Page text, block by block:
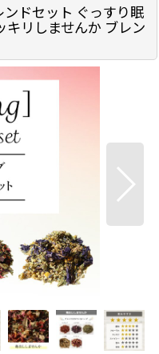
ドセット ぐっすり眠
キリしませんか ブレン